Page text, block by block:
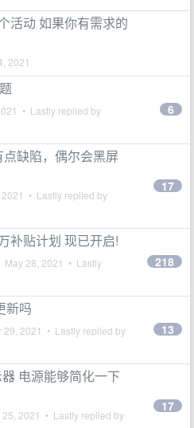
活动 如果你有需求的
2021
• Lastly replied by 6
缺陷，偶尔会黑屏
• Lastly replied by
17
补贴计划 现已开启!
May 28, 2021 • Lastly
218
新吗
29, 2021 • Lastly replied by 13
电源能够简化一下
25, 2021 • Lastly replied by
17